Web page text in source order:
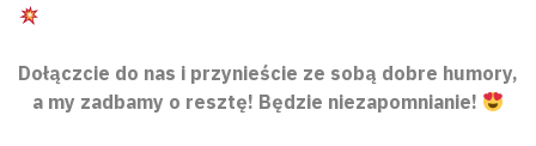
Dołączcie do nas i przynieście ze sobą dobre humory,
a my zadbamy o resztę! Będzie niezapomnianie!